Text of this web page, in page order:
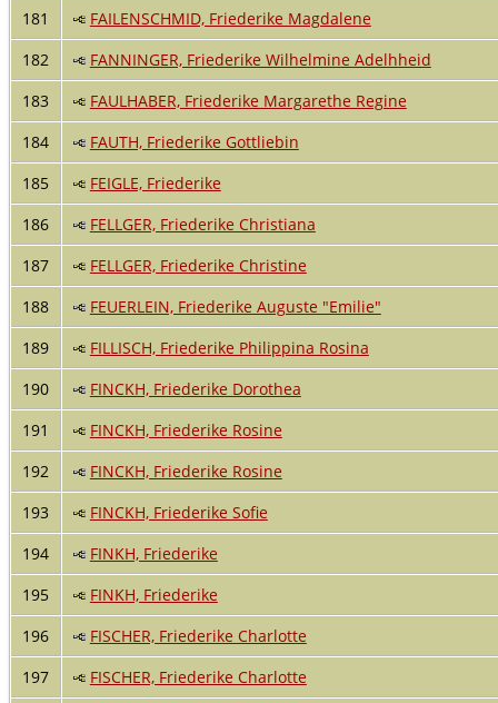
181
FAILENSCHMID, Friederike Magdalene
182
FANNINGER, Friederike Wilhelmine Adelhheid
183
FAULHABER, Friederike Margarethe Regine
184
FAUTH, Friederike Gottliebin
185
FEIGLE, Friederike
186
FELLGER, Friederike Christiana
187
FELLGER, Friederike Christine
188
FEUERLEIN, Friederike Auguste "Emilie"
189
FILLISCH, Friederike Philippina Rosina
190
FINCKH, Friederike Dorothea
191
FINCKH, Friederike Rosine
192
FINCKH, Friederike Rosine
193
FINCKH, Friederike Sofie
194
FINKH, Friederike
195
FINKH, Friederike
196
FISCHER, Friederike Charlotte
197
FISCHER, Friederike Charlotte